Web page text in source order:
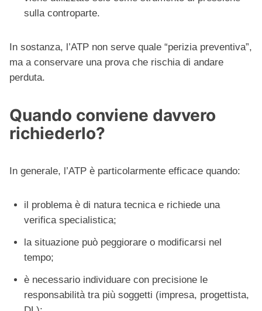
sulla controparte.
In sostanza, l’ATP non serve quale “perizia preventiva”,
ma a conservare una prova che rischia di andare
perduta.
Quando conviene davvero
richiederlo?
In generale, l’ATP è particolarmente efficace quando:
il problema è di natura tecnica e richiede una
verifica specialistica;
la situazione può peggiorare o modificarsi nel
tempo;
è necessario individuare con precisione le
responsabilità tra più soggetti (impresa, progettista,